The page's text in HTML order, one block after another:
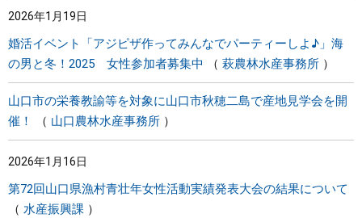
2026年1月19日
婚活イベント「アジピザ作ってみんなでパーティーしよ♪」海
の男と冬！2025 女性参加者募集中
萩農林水産事務所
山口市の栄養教諭等を対象に山口市秋穂二島で産地見学会を開
催！
山口農林水産事務所
2026年1月16日
第72回山口県漁村青壮年女性活動実績発表大会の結果について
水産振興課